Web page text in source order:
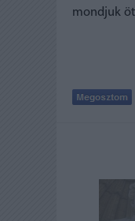
mondjuk